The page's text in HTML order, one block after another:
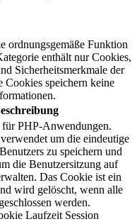
ordnungsgemäße Funktion
enthält nur Cookies,
Sicherheitsmerkmale der
Cookies speichern keine
PHP-Anwendungen.
um die eindeutige
zu speichern und
die Benutzersitzung auf
Das Cookie ist ein
wird gelöscht, wenn alle
werden.
Laufzeit Session